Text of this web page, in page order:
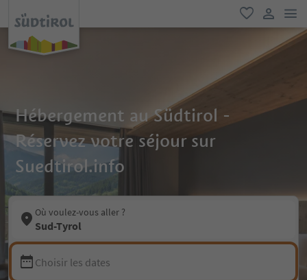
favori
lien
Hébergement au Südtirol -
Réservez votre séjour sur
Suedtirol.info
Où voulez-vous aller ?
Sud-Tyrol
Choisir les dates